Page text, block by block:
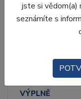
Laboratoř
OTISKOVÁNÍ
VÝPLNĚ
jste si vědom(a)
seznámíte s